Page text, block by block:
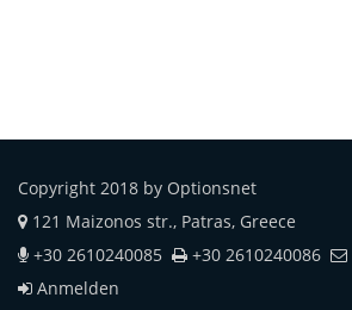
Copyright 2018 by Optionsnet
121 Maizonos str., Patras, Greece
+30 2610240085
+30 2610240086
Anmelden